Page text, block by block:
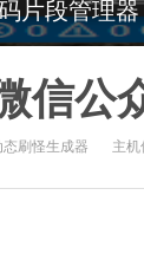
重载监控
信公
态刷怪生成器 主